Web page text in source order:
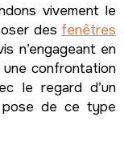
vivement le
des fenêtres
n’engageant en
confrontation
le regard d’un
pose de ce type